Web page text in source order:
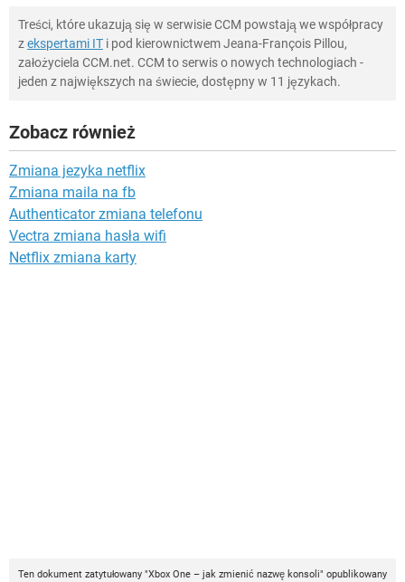
Treści, które ukazują się w serwisie CCM powstają we współpracy
zekspertami IT i pod kierownictwem Jeana-François Pillou,
założyciela CCM.net. CCM to serwis o nowych technologiach -
jeden z największych na świecie, dostępny w 11 językach.
Zobacz również
Zmiana jezyka netflix
Zmiana maila na fb
Authenticator zmiana telefonu
Vectra zmiana hasła wifi
Netflix zmiana karty
Ten dokument zatytułowany "Xbox One – jak zmienić nazwę konsoli" opublikowany